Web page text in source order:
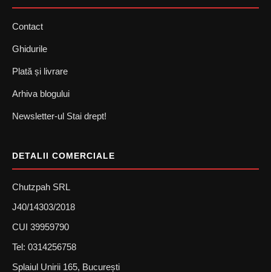
Contact
Ghidurile
Plată și livrare
Arhiva blogului
Newsletter-ul Stai drept!
DETALII COMERCIALE
Chutzpah SRL
J40/14303/2018
CUI 39959790
Tel: 0314256758
Splaiul Unirii 165, București